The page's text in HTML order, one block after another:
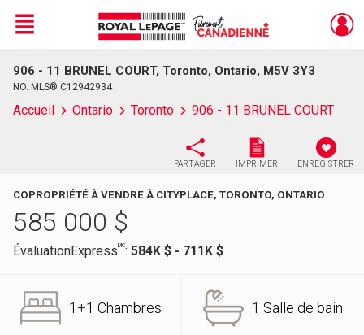
Live
En Direct
Menu
906 - 11 BRUNEL COURT, Toronto, Ontario, M5V 3Y3
NO. MLS® C12942934
Accueil Ontario Toronto 906 - 11 BRUNEL COURT
PARTAGER IMPRIMER ENREGISTRER
COPROPRIÉTÉ À VENDRE À CITYPLACE, TORONTO, ONTARIO
585 000 $
ÉvaluationExpressMC: 584K $ - 711K $
1+1 Chambres 1 Salle de bain